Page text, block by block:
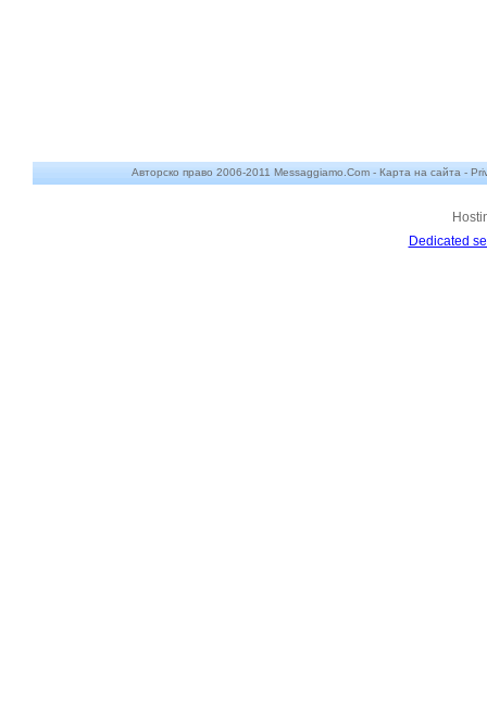
Авторско право 2006-2011 Messaggiamo.Com - Карта на сайта -
Dedicated